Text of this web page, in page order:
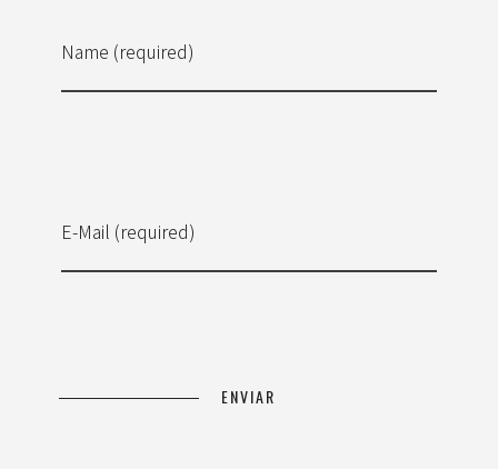
Name (required)
E-Mail (required)